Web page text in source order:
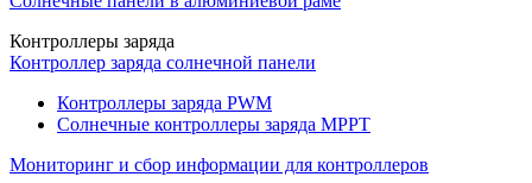
Контроллеры заряда
Контроллер заряда солнечной панели
Контроллеры заряда PWM
Солнечные контроллеры заряда MPPT
Мониторинг и сбор информации для контроллеров